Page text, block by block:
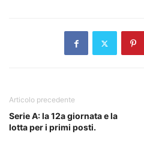
Articolo precedente
Serie A: la 12a giornata e la
lotta per i primi posti.